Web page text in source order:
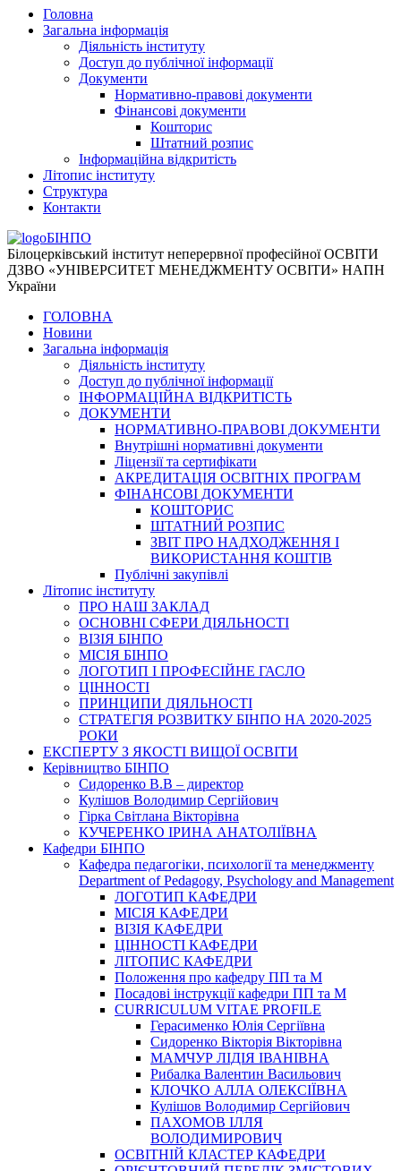
Головна
Загальна інформація
Діяльність інституту
Доступ до публічної інформації
Документи
Нормативно-правові документи
Фінансові документи
Кошторис
Штатний розпис
Інформаційна відкритість
Літопис інституту
Структура
Контакти
БІНПО
Білоцерківський інститут неперервної професійної ОСВІТИ
ДЗВО «УНІВЕРСИТЕТ МЕНЕДЖМЕНТУ ОСВІТИ» НАПН
України
ГОЛОВНА
Новини
Загальна інформація
Діяльність інституту
Доступ до публічної інформації
ІНФОРМАЦІЙНА ВІДКРИТІСТЬ
ДОКУМЕНТИ
НОРМАТИВНО-ПРАВОВІ ДОКУМЕНТИ
Внутрішні нормативні документи
Ліцензії та сертифікати
АКРЕДИТАЦІЯ ОСВІТНІХ ПРОГРАМ
ФІНАНСОВІ ДОКУМЕНТИ
КОШТОРИС
ШТАТНИЙ РОЗПИС
ЗВІТ ПРО НАДХОДЖЕННЯ І
ВИКОРИСТАННЯ КОШТІВ
Публічні закупівлі
Літопис інституту
ПРО НАШ ЗАКЛАД
ОСНОВНІ СФЕРИ ДІЯЛЬНОСТІ
ВІЗІЯ БІНПО
МІСІЯ БІНПО
ЛОГОТИП І ПРОФЕСІЙНЕ ГАСЛО
ЦІННОСТІ
ПРИНЦИПИ ДІЯЛЬНОСТІ
СТРАТЕГІЯ РОЗВИТКУ БІНПО НА 2020-2025
РОКИ
ЕКСПЕРТУ З ЯКОСТІ ВИЩОЇ ОСВІТИ
Керівництво БІНПО
Сидоренко В.В – директор
Кулішов Володимир Сергійович
Гірка Світлана Вікторівна
КУЧЕРЕНКО ІРИНА АНАТОЛІЇВНА
Кафедри БІНПО
Кафедра педагогіки, психології та менеджменту
Department of Pedagogy, Psychology and Management
ЛОГОТИП КАФЕДРИ
МІСІЯ КАФЕДРИ
ВІЗІЯ КАФЕДРИ
ЦІННОСТІ КАФЕДРИ
ЛІТОПИС КАФЕДРИ
Положення про кафедру ПП та М
Посадові інструкції кафедри ПП та М
CURRICULUM VITAE PROFILE
Герасименко Юлія Сергіївна
Сидоренко Вікторія Вікторівна
МАМЧУР ЛІДІЯ ІВАНІВНА
Рибалка Валентин Васильович
КЛОЧКО АЛЛА ОЛЕКСІЇВНА
Кулішов Володимир Сергійович
ПАХОМОВ ІЛЛЯ
ВОЛОДИМИРОВИЧ
ОСВІТНІЙ КЛАСТЕР КАФЕДРИ